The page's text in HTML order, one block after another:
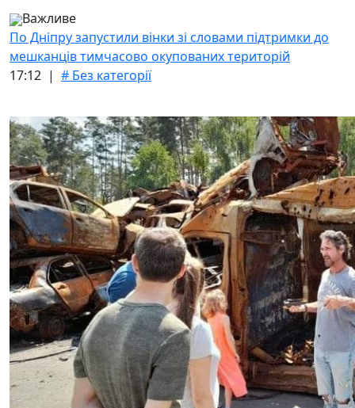
Важливе
По Дніпру запустили вінки зі словами підтримки до
мешканців тимчасово окупованих територій
17:12 | # Без категорії